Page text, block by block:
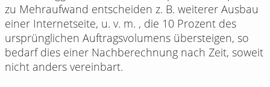
zu Mehraufwand entscheiden z. B. weiterer Ausbau
einer Internetseite, u. v. m. , die 10 Prozent des
ursprünglichen Auftragsvolumens übersteigen, so
bedarf dies einer Nachberechnung nach Zeit, soweit
nicht anders vereinbart.